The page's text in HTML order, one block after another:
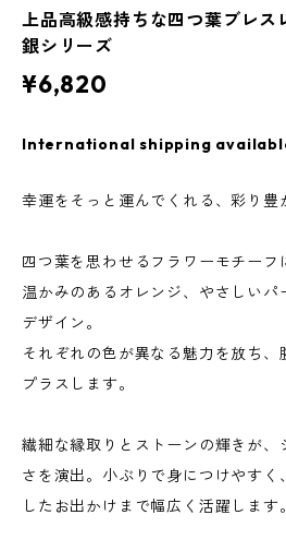
上品高級感持ちな四つ葉ブレ
銀シリーズ
¥6,820
International shipping
幸運をそっと運んでくれる、彩り豊
四つ葉を思わせるフラワーモチーフ
温かみのあるオレンジ、やさしいパ
デザイン。
それぞれの色が異なる魅力を放ち、
プラスします。
繊細な縁取りとストーンの輝きが
さを演出。小ぶりで身につけやすく
したお出かけまで幅広く活躍します。